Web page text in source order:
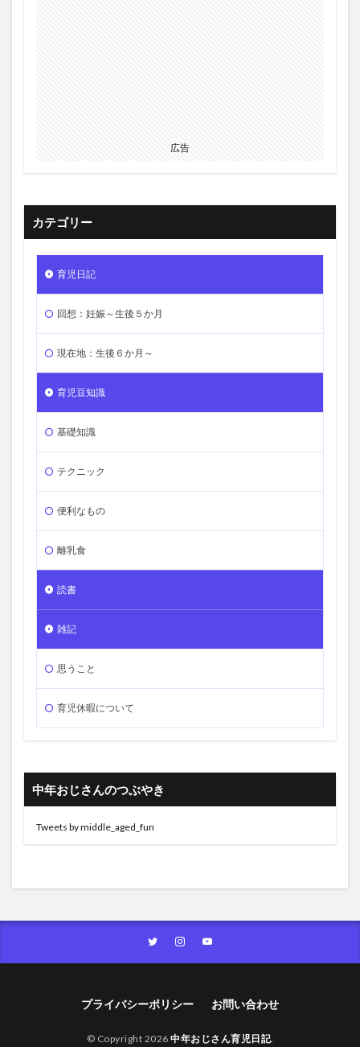
広告
カテゴリー
育児日記
回想：妊娠～生後５か月
現在地：生後６か月～
育児豆知識
基礎知識
テクニック
便利なもの
離乳食
読書
雑記
思うこと
育児休暇について
中年おじさんのつぶやき
Tweets by middle_aged_fun
プライバシーポリシー お問い合わせ
© Copyright 2026 中年おじさん育児日記.